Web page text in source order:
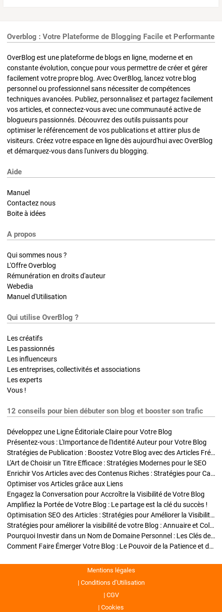
Overblog : Votre Plateforme de Blogging Facile et Performante
OverBlog est une plateforme de blogs en ligne, moderne et en
constante évolution, conçue pour vous permettre de créer et gérer
facilement votre propre blog. Avec OverBlog, lancez votre blog
personnel ou professionnel sans nécessiter de compétences
techniques avancées. Publiez, personnalisez et partagez facilement
vos articles, et connectez-vous avec une communauté active de
blogueurs passionnés. Découvrez des outils puissants pour
optimiser le référencement de vos publications et attirer plus de
visiteurs. Créez votre espace en ligne dès aujourd'hui avec OverBlog
et démarquez-vous dans l'univers du blogging.
Aide
Manuel
Contactez nous
Boite à idées
A propos
Qui sommes nous ?
L'Offre Overblog
Rémunération en droits d'auteur
Webedia
Manuel d'Utilisation
Qui utilise OverBlog ?
Les créatifs
Les passionnés
Les influenceurs
Les entreprises, collectivités et associations
Les experts
Vous !
12 conseils pour bien débuter son blog et booster son trafic
Développez une Ligne Éditoriale Claire pour Votre Blog
Présentez-vous : L'Importance de l'Identité Auteur pour Votre Blog
Stratégies de Publication : Boostez Votre Blog avec des Articles Fréquents et Exclusifs
L'Art de Choisir un Titre Efficace : Stratégies Modernes pour le SEO
Enrichir Vos Articles avec des Contenus Riches : Stratégies pour Captiver et Optimiser
Optimiser vos Articles grâce aux Liens
Engagez la Conversation pour Accroître la Visibilité de Votre Blog
Amplifiez la Portée de Votre Blog : Le partage est la clé du succès !
Optimisation SEO des Articles : Stratégies pour Améliorer la Visibilité de Votre Blog
Stratégies pour améliorer la visibilité de votre Blog : Annuaire et Collaborations
Pourquoi Investir dans un Nom de Domaine Personnel : Les Clés de la Réussite de Votre Blog
Comment Faire Émerger Votre Blog : Le Pouvoir de la Patience et de la Persévérance
Mentions légales
Conditions d’Utilisation
CGV
Cookies